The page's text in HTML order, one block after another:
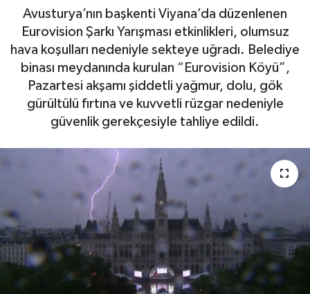
Avusturya’nın başkenti Viyana’da düzenlenen
Eurovision Şarkı Yarışması etkinlikleri, olumsuz
hava koşulları nedeniyle sekteye uğradı. Belediye
binası meydanında kurulan “Eurovision Köyü”,
Pazartesi akşamı şiddetli yağmur, dolu, gök
gürültülü fırtına ve kuvvetli rüzgar nedeniyle
güvenlik gerekçesiyle tahliye edildi.